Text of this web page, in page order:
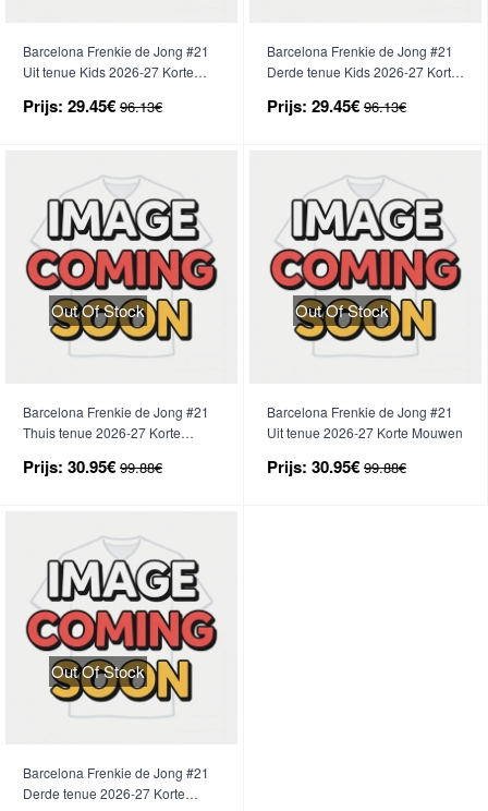
Barcelona Frenkie de Jong #21
Uit tenue Kids 2026-27 Korte
Prijs: 29.45€ 96.13€
Barcelona Frenkie de Jong #21
Derde tenue Kids 2026-27 Korte
Prijs: 29.45€ 96.13€
Out Of Stock
Barcelona Frenkie de Jong #21
Thuis tenue 2026-27 Korte
Prijs: 30.95€ 99.88€
Out Of Stock
Barcelona Frenkie de Jong #21
Uit tenue 2026-27 Korte Mouwen
Prijs: 30.95€ 99.88€
Out Of Stock
Barcelona Frenkie de Jong #21
Derde tenue 2026-27 Korte